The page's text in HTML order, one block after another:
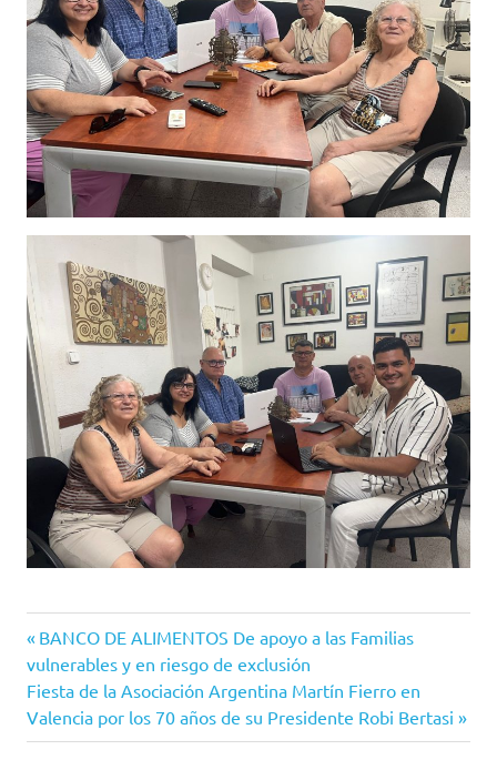
Navegación
de
entradas
Entrada
anterior:
BANCO DE ALIMENTOS De apoyo a las Familias
vulnerables y en riesgo de exclusión
Siguiente
entrada:
Fiesta de la Asociación Argentina Martín Fierro en
Valencia por los 70 años de su Presidente Robi Bertasi